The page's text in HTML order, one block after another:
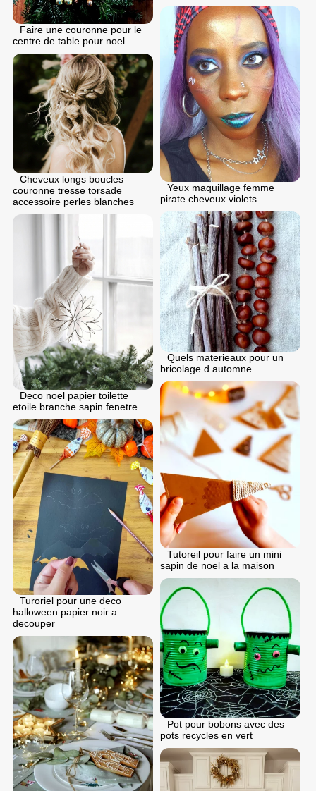
Faire une couronne pour le
centre de table pour noel
Yeux maquillage femme
pirate cheveux violets
Cheveux longs boucles
couronne tresse torsade
accessoire perles blanches
Quels materieaux pour un
bricolage d automne
Deco noel papier toilette
etoile branche sapin fenetre
Tutoreil pour faire un mini
sapin de noel a la maison
Turoriel pour une deco
halloween papier noir a
decouper
Pot pour bobons avec des
pots recycles en vert